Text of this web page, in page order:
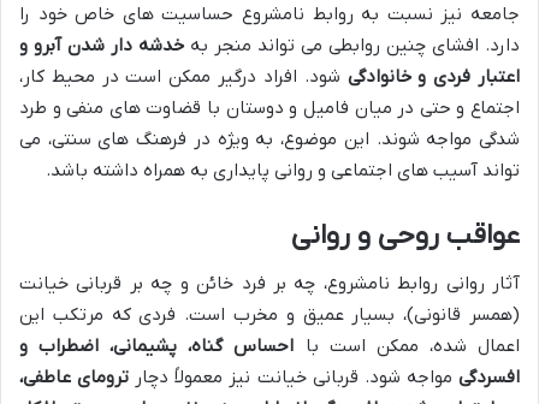
جامعه نیز نسبت به روابط نامشروع حساسیت های خاص خود را
دارد. افشای چنین روابطی می تواند منجر به خدشه دار شدن آبرو و
اعتبار فردی و خانوادگی شود. افراد درگیر ممکن است در محیط کار،
اجتماع و حتی در میان فامیل و دوستان با قضاوت های منفی و طرد
شدگی مواجه شوند. این موضوع، به ویژه در فرهنگ های سنتی، می
تواند آسیب های اجتماعی و روانی پایداری به همراه داشته باشد.
عواقب روحی و روانی
آثار روانی روابط نامشروع، چه بر فرد خائن و چه بر قربانی خیانت
(همسر قانونی)، بسیار عمیق و مخرب است. فردی که مرتکب این
اعمال شده، ممکن است با احساس گناه، پشیمانی، اضطراب و
افسردگیمواجه شود. قربانی خیانت نیز معمولاً دچار ترومای عاطفی،